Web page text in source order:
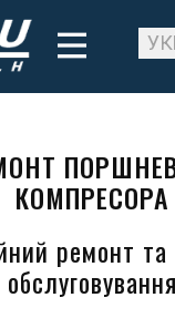
КОМПРЕСОРА
ремонт та
обслуговування